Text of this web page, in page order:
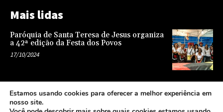
Mais lidas
Paróquia de Santa Teresa de Jesus organiza
a 42ª edição da Festa dos Povos
17/10/2024
Representatividade na infância: o papel da
escola na formação de uma sociedade mais
justa e equitativa
Estamos usando cookies para oferecer a melhor experiência em
nosso site.